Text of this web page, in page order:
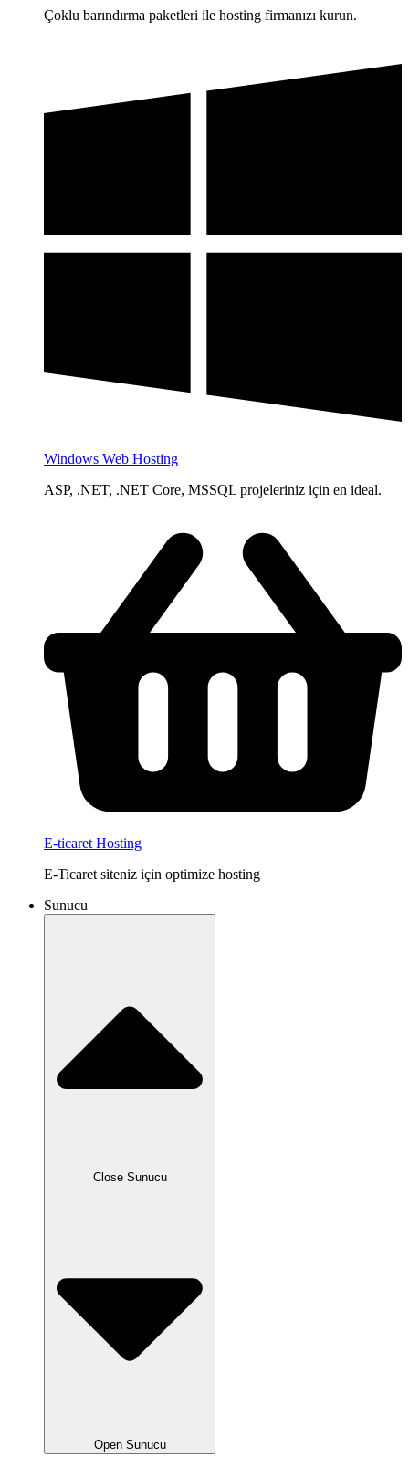
Çoklu barındırma paketleri ile hosting firmanızı kurun.
Windows Web Hosting
ASP, .NET, .NET Core, MSSQL projeleriniz için en ideal.
E-ticaret Hosting
E-Ticaret siteniz için optimize hosting
Sunucu
Close Sunucu
Open Sunucu